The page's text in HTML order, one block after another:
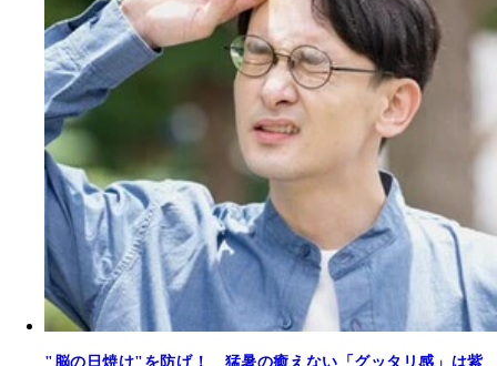
"脳の日焼け"を防げ！ 猛暑の癒えない「グッタリ感」は紫